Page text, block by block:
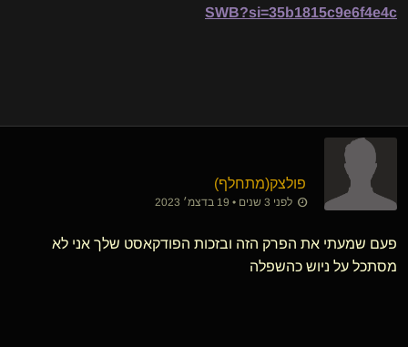
SWB?si=35b1815c9e6f4e4c
פולצק​(מתחלף)
לפני 3 שנים • 19 בדצמ׳ 2023
פעם שמעתי את הפרק הזה ובזכות הפודקאסט שלך אני לא
מסתכל על ניוש כהשפלה